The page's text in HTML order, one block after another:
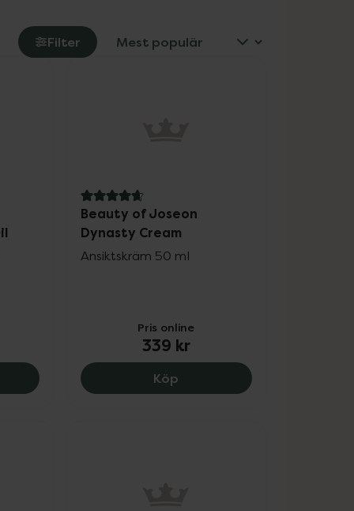
Filter
+ Retinal, 195 kr.
of Joseon Ginseng Cleansing Oil, 259 kr.
4.7 av 5 i omdöme
Beauty of Joseon
Dynasty Cream
Ansiktskräm 50 ml
Pris online
339 kr
Köp Beauty of Joseon Dynasty